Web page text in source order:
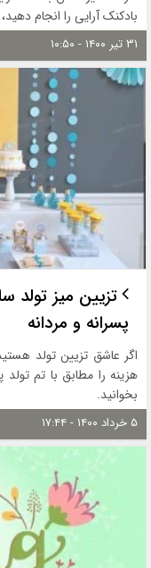
بادکنک آرایی را انجام
۳۱ تیر ۱۴۰۰ - ۱۰:۵۰
تزیین میز
پسرانه و مردانه
اگر عاشق تزیین تولد
هزینه را مطابق با تم
بخوانید.
۵ خرداد ۱۴۰۰ - ۱۷:۴۴